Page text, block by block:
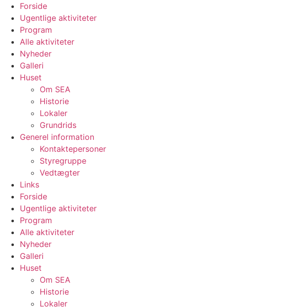
Videre
indhold
Forside
Ugentlige aktiviteter
Program
Alle aktiviteter
Nyheder
Galleri
Huset
Om SEA
Historie
Lokaler
Grundrids
Generel information
Kontaktepersoner
Styregruppe
Vedtægter
Links
Forside
Ugentlige aktiviteter
Program
Alle aktiviteter
Nyheder
Galleri
Huset
Om SEA
Historie
Lokaler